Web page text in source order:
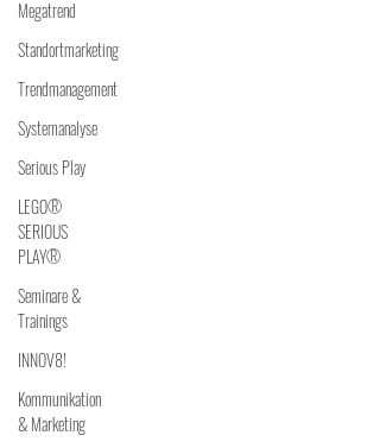
Megatrend
Standortmarketing
Trendmanagement
Systemanalyse
Serious Play
LEGO®
SERIOUS
PLAY®
Seminare &
Trainings
INNOV8!
Kommunikation
& Marketing